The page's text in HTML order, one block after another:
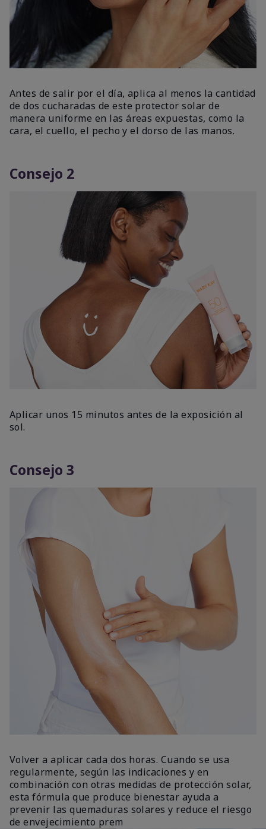
Antes de salir por el día, aplica al menos la cantidad
de dos cucharadas de este protector solar de
manera uniforme en las áreas expuestas, como la
cara, el cuello, el pecho y el dorso de las manos.
Consejo 2
Aplicar unos 15 minutos antes de la exposición al
sol.
Consejo 3
Volver a aplicar cada dos horas. Cuando se usa
regularmente, según las indicaciones y en
combinación con otras medidas de protección solar,
esta fórmula que produce bienestar ayuda a
prevenir las quemaduras solares y reduce el riesgo
de envejecimiento prem